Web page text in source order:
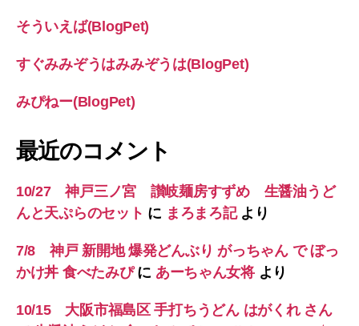
そういえば(BlogPet)
すぐみみぞうはみみぞうは(BlogPet)
みぴねー(BlogPet)
最近のコメント
10/27 神戸三ノ宮 讃岐麺房すずめ 生醤油うど
んと天ぷらのセット に まろまろ記より
7/8 神戸 新開地 爆発どんぶり がっちゃん で ぼっ
かけ丼 食べたみぴに あーちゃん女将より
10/15 大阪市福島区 手打ちうどん はがくれ さん